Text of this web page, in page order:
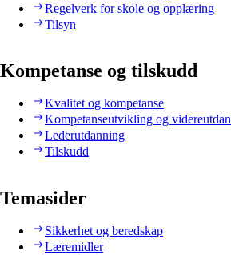
Regelverk for skole og opplæring
Tilsyn
Kompetanse og tilskudd
Kvalitet og kompetanse
Kompetanseutvikling og
Lederutdanning
Tilskudd
Temasider
Sikkerhet og beredskap
Læremidler